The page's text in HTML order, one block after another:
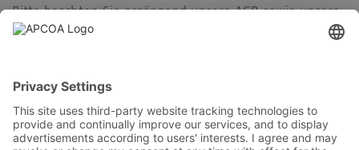
Bitte beachten Sie ergänzend unsere AGB sowie unsere
Datenschutzerklärung. Wir weisen gemäß § 36 VSBG,
einer Verbraucherschlichtungsstelle teilzunehmen.
I. Informationen zum Anbieter
APCOA Deutschland GmbH